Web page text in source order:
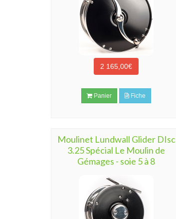
2 165,00€
Panier Fiche
Moulinet Lundwall Glider DIsc
3.25 Spécial Le Moulin de
Gémages - soie 5 à 8